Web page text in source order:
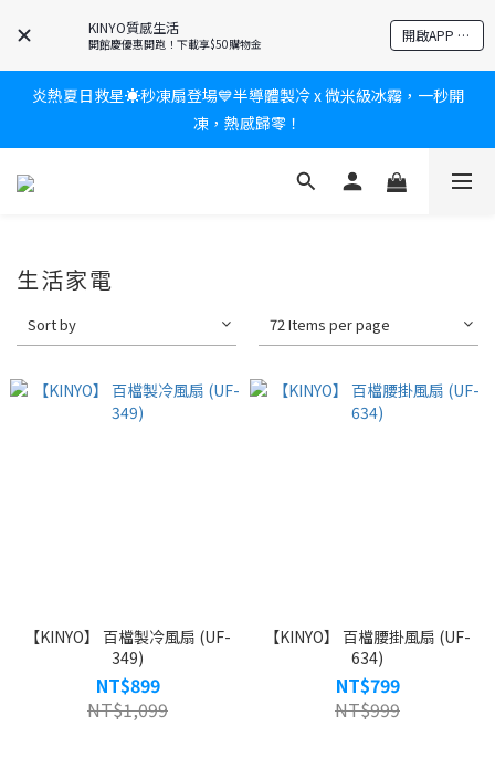
KINYO質感生活
開館慶優惠開跑！下載享$50購物金 開啟APP 享隱藏優惠
新會員送$100購物金✨再享消費回饋無極限
爸氣有禮賞🎁全館任2件9折✨刮鬍刀、按摩家電、電動牙刷、藍芽
耳機🎀給爸爸一個驚喜大禮包
炎熱夏日救星☀️秒凍扇登場💙半導體製冷 x 微米級冰霧，一秒開
凍，熱感歸零！
新會員送$100購物金✨再享消費回饋無極限
生活家電
Sort by 72 Items per page
【KINYO】 百檔製冷風扇 (UF-
349)
NT$899
NT$1,099
【KINYO】 百檔腰掛風扇 (UF-
634)
NT$799
NT$999